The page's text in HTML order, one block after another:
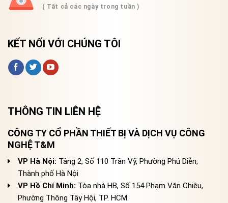
( Tất cả các ngày trong tuần )
KẾT NỐI VỚI CHÚNG TÔI
THÔNG TIN LIÊN HỆ
CÔNG TY CỔ PHẦN THIẾT BỊ VÀ DỊCH VỤ CÔNG
NGHỆ T&M
VP Hà Nội: Tầng 2, Số 110 Trần Vỹ, Phường Phú Diễn,
Thành phố Hà Nội
VP Hồ Chí Minh: Tòa nhà HB, Số 154 Phạm Văn Chiêu,
Phường Thông Tây Hội, TP. HCM